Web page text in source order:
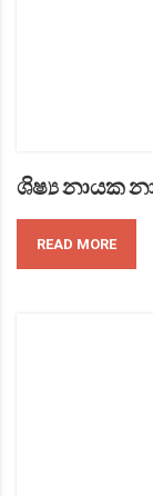
ශිෂ්‍ය නායක
READ MORE